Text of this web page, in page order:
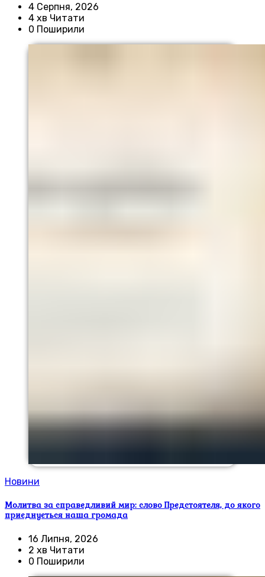
4 Серпня, 2026
4 хв Читати
0 Поширили
Новини
Молитва за справедливий мир: слово Предстоятеля, до якого
приєднується наша громада
16 Липня, 2026
2 хв Читати
0 Поширили